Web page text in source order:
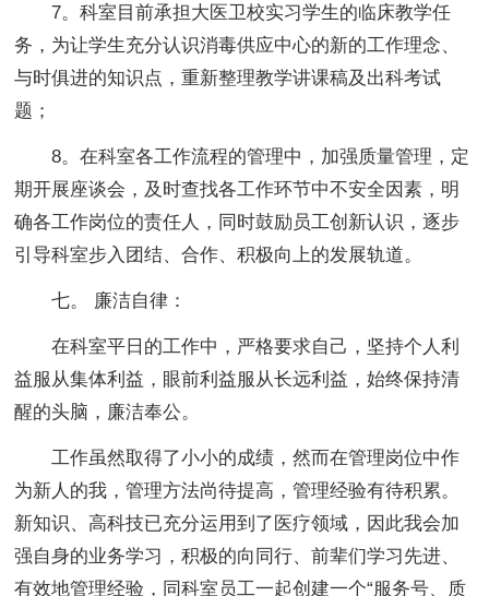
7。科室目前承担大医卫校实习学生的临床教学任
务，为让学生充分认识消毒供应中心的新的工作理念、
与时俱进的知识点，重新整理教学讲课稿及出科考试
题；
8。在科室各工作流程的管理中，加强质量管理，定
期开展座谈会，及时查找各工作环节中不安全因素，明
确各工作岗位的责任人，同时鼓励员工创新认识，逐步
引导科室步入团结、合作、积极向上的发展轨道。
七。 廉洁自律：
在科室平日的工作中，严格要求自己，坚持个人利
益服从集体利益，眼前利益服从长远利益，始终保持清
醒的头脑，廉洁奉公。
工作虽然取得了小小的成绩，然而在管理岗位中作
为新人的我，管理方法尚待提高，管理经验有待积累。
新知识、高科技已充分运用到了医疗领域，因此我会加
强自身的业务学习，积极的向同行、前辈们学习先进、
有效地管理经验，同科室员工一起创建一个“服务号、质